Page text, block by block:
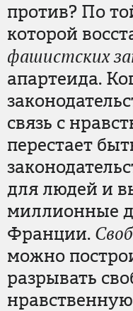
против? По
которой
фашистских
апартеида.
связь с
перестает
для людей и
миллионные
Франции.
можно
разрывать